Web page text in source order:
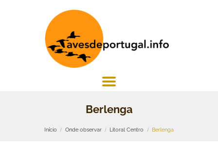
Berlenga
Início Onde observar Litoral Centro Berlenga